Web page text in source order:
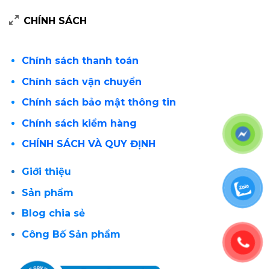
CHÍNH SÁCH
Chính sách thanh toán
Chính sách vận chuyển
Chính sách bảo mật thông tin
Chính sách kiểm hàng
CHÍNH SÁCH VÀ QUY ĐỊNH
Giới thiệu
Sản phẩm
Blog chia sẻ
Công Bố Sản phẩm